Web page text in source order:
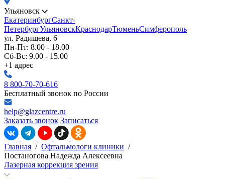
Ульяновск
ЕкатеринбургСанкт-
ПетербургУльяновскКраснодарТюменьСимферополь
ул. Радищева, 6
Пн-Пт: 8.00 - 18.00
Сб-Вс: 9.00 - 15.00
+1 адрес
8 800-70-70-616
Бесплатный звонок по России
help@glazcentre.ru
Заказать звонок Записаться
Главная / Офтальмологи клиники /
Постаногова Надежда Алексеевна
Лазерная коррекция зрения